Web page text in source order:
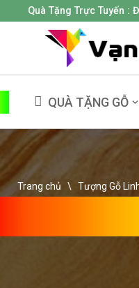
Quà Tặng Trực Tuyến :
QUÀ TẶNG GỖ
Trang chủ \ Tượng Gỗ